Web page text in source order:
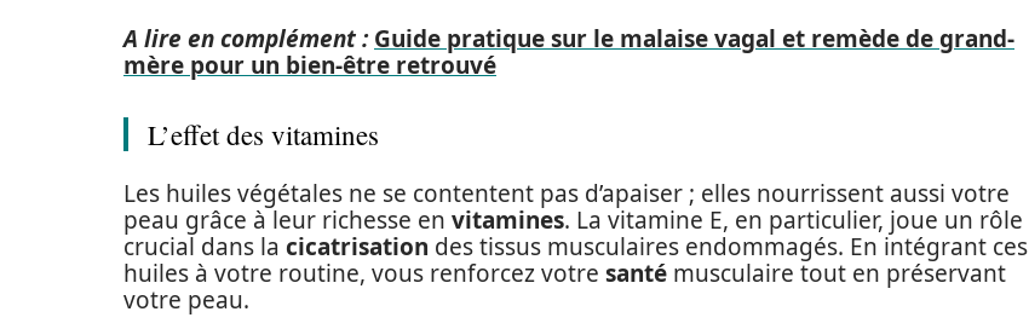
A lire en complément : Guide pratique sur le malaise vagal et remède de grand-
mère pour un bien-être retrouvé
L’effet des vitamines
Les huiles végétales ne se contentent pas d’apaiser ; elles nourrissent aussi votre
peau grâce à leur richesse en vitamines. La vitamine E, en particulier, joue un rôle
crucial dans la cicatrisation des tissus musculaires endommagés. En intégrant ces
huiles à votre routine, vous renforcez votre santé musculaire tout en préservant
votre peau.